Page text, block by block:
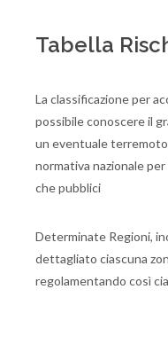
Tabella
La classificazione per
possibile conoscere il
un eventuale
normativa nazionale
che pubblici
Determinate Regioni,
dettagliato ciascuna
regolamentando così